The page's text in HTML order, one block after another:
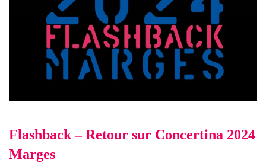
Flashback – Retour sur Concertina 2024
Marges